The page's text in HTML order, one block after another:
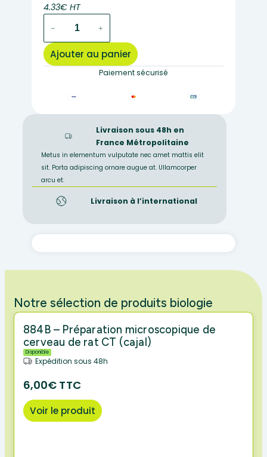
4.33€ HT
Matériel
végétale
COLLEMA
− +
Ajouter au panier
Paiement sécurisé
Livraison sous 48h en
France Métropolitaine
Metus in elementum vulputate nec amet mattis elit
sit. Porta adipiscing ornare augue at. Ullamcorper
arcu et.
Livraison à l’international
Notre sélection de produits biologie
884B – Préparation microscopique de
cerveau de rat CT (cajal)
Disponible
Expédition sous 48h
6,00€ TTC
Voir le produit